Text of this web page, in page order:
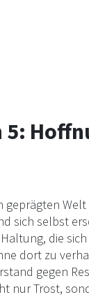
geprägten
sich selbst
die
dort zu
gegen
nur Trost,